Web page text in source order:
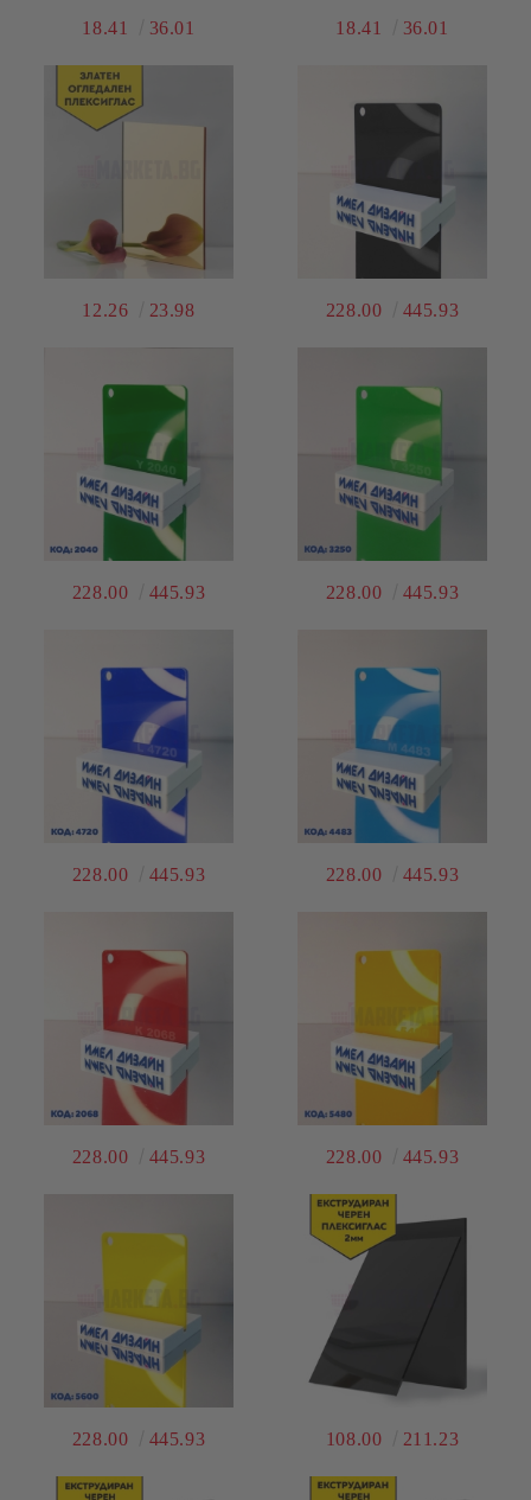
18.41 36.01 18.41 36.01
12.26 23.98 228.00 445.93
228.00 445.93 228.00 445.93
228.00 445.93 228.00 445.93
228.00 445.93 228.00 445.93
228.00 445.93 108.00 211.23